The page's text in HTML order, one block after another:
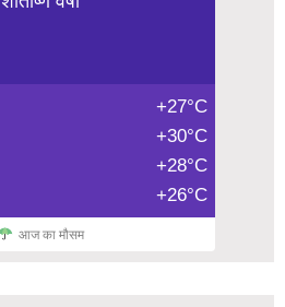
+27°C
+30°C
+28°C
+26°C
आज का मौसम